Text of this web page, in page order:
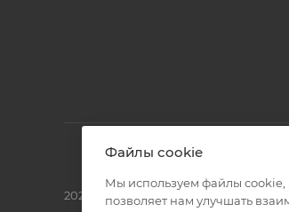
2026 © Полиграф кит - интернет-
Файлы cookie
Мы используем файлы cookie,
позволяет нам улучшать